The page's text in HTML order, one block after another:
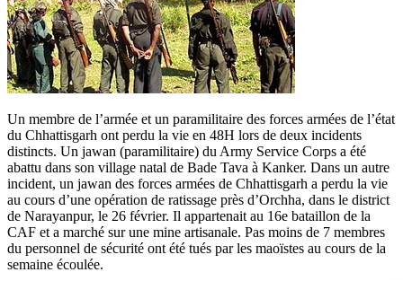
Un membre de l’armée et un paramilitaire des forces armées de l’état
du Chhattisgarh ont perdu la vie en 48H lors de deux incidents
distincts. Un jawan (paramilitaire) du Army Service Corps a été
abattu dans son village natal de Bade Tava à Kanker. Dans un autre
incident, un jawan des forces armées de Chhattisgarh a perdu la vie
au cours d’une opération de ratissage près d’Orchha, dans le district
de Narayanpur, le 26 février. Il appartenait au 16e bataillon de la
CAF et a marché sur une mine artisanale. Pas moins de 7 membres
du personnel de sécurité ont été tués par les maoïstes au cours de la
semaine écoulée.